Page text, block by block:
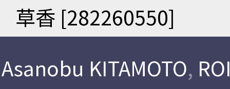
草香 [282260550]
Asanobu KITAMOTO,